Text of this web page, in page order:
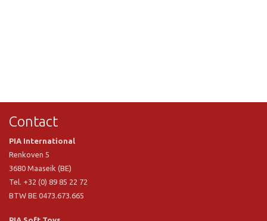
Contact
PIA International
Renkoven 5
3680 Maaseik (BE)
Tel. +32 (0) 89 85 22 72
BTW BE 0473.673.665